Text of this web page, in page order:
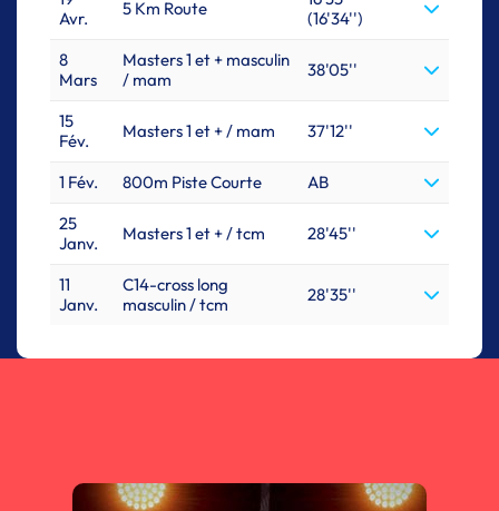
Avr.
5 Km Route
(16'34'')
8
Mars
Masters 1 et + masculin
/ mam
38'05''
15
Fév.
Masters 1 et + / mam 37'12''
1 Fév. 800m Piste Courte
AB
25
Janv.
Masters 1 et + / tcm 28'45''
11
Janv.
C14-cross long
masculin / tcm
28'35''